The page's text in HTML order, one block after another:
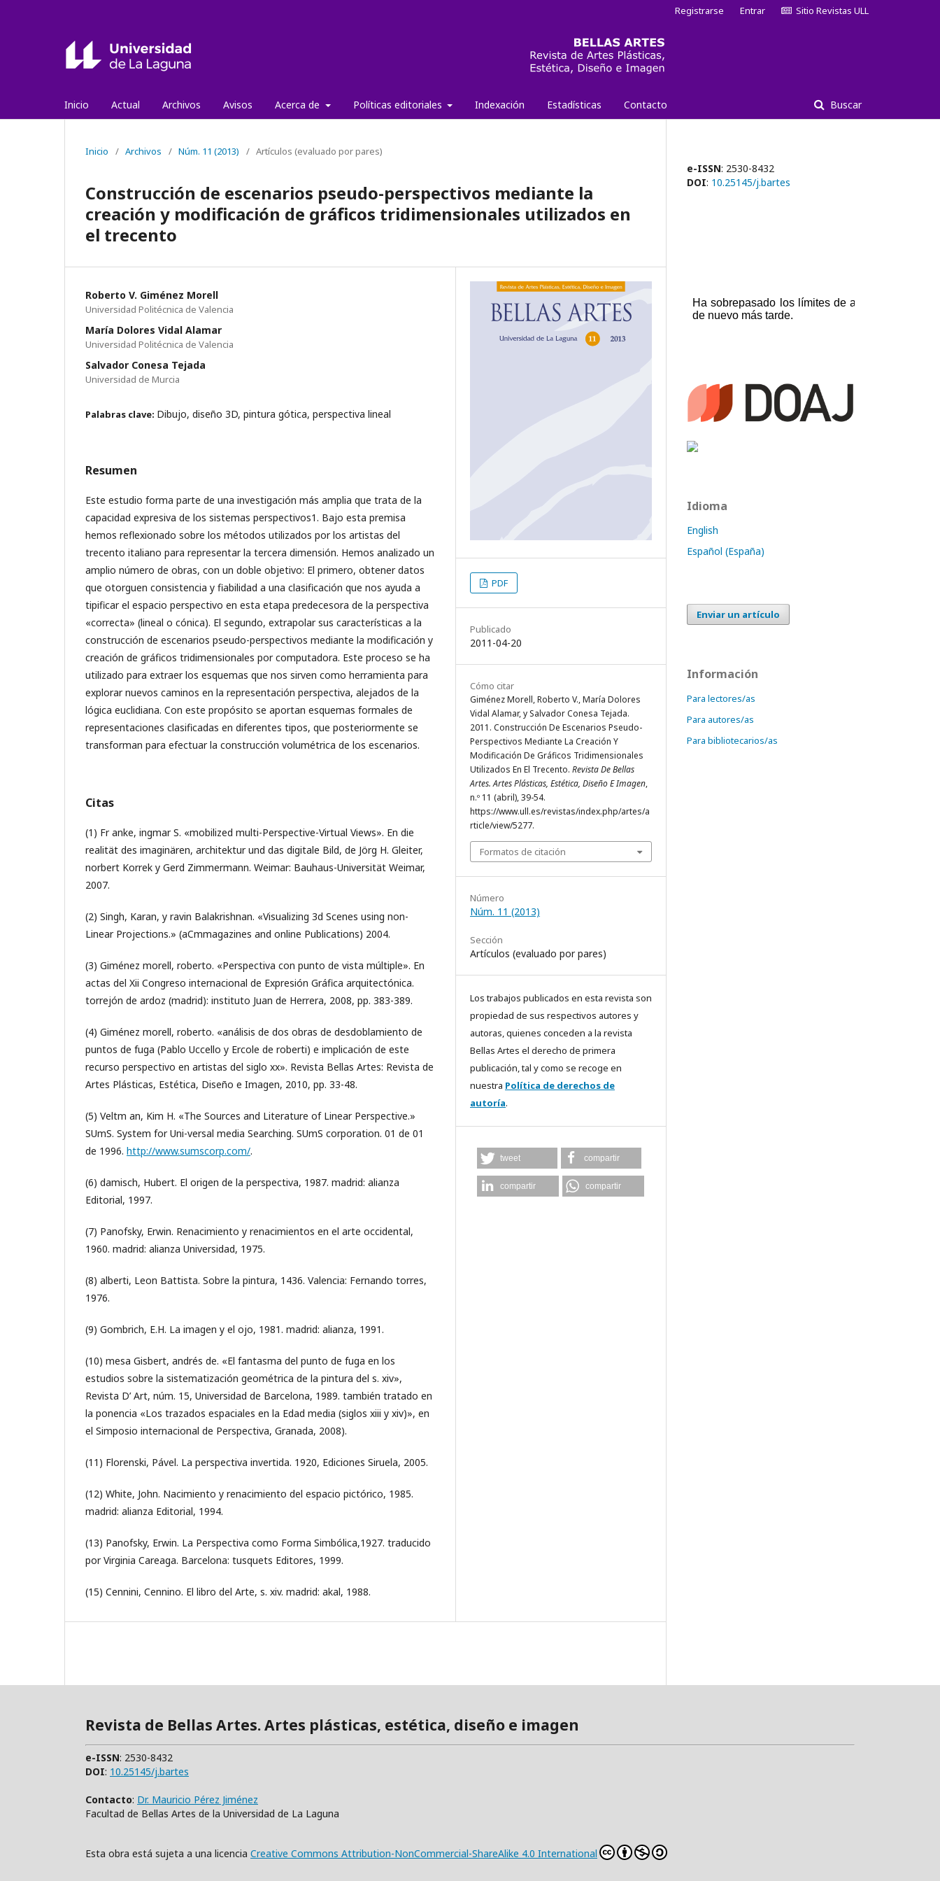
Inicio Actual Archivos Avisos Acerca de Políticas editoriales Indexación Estadísticas Contacto Buscar
Registrarse Entrar Sitio Revistas ULL
Inicio / Archivos / Núm. 11 (2013) / Artículos (evaluado por pares)
Construcción de escenarios pseudo-perspectivos mediante la
creación y modificación de gráficos tridimensionales utilizados en
el trecento
Roberto V. Giménez Morell
Universidad Politécnica de Valencia
María Dolores Vidal Alamar
Universidad Politécnica de Valencia
Salvador Conesa Tejada
Universidad de Murcia
Palabras clave: Dibujo, diseño 3D, pintura gótica, perspectiva lineal
Resumen
Este estudio forma parte de una investigación más amplia que trata de la
capacidad expresiva de los sistemas perspectivos1. Bajo esta premisa
hemos reflexionado sobre los métodos utilizados por los artistas del
trecento italiano para representar la tercera dimensión. Hemos analizado un
amplio número de obras, con un doble objetivo: El primero, obtener datos
que otorguen consistencia y fiabilidad a una clasificación que nos ayuda a
tipificar el espacio perspectivo en esta etapa predecesora de la perspectiva
«correcta» (lineal o cónica). El segundo, extrapolar sus características a la
construcción de escenarios pseudo-perspectivos mediante la modificación y
creación de gráficos tridimensionales por computadora. Este proceso se ha
utilizado para extraer los esquemas que nos sirven como herramienta para
explorar nuevos caminos en la representación perspectiva, alejados de la
lógica euclidiana. Con este propósito se aportan esquemas formales de
representaciones clasificadas en diferentes tipos, que posteriormente se
transforman para efectuar la construcción volumétrica de los escenarios.
Citas
(1) Fr anke, ingmar S. «mobilized multi-Perspective-Virtual Views». En die
realität des imaginären, architektur und das digitale Bild, de Jörg H. Gleiter,
norbert Korrek y Gerd Zimmermann. Weimar: Bauhaus-Universität Weimar,
2007.
(2) Singh, Karan, y ravin Balakrishnan. «Visualizing 3d Scenes using non-
Linear Projections.» (aCmmagazines and online Publications) 2004.
(3) Giménez morell, roberto. «Perspectiva con punto de vista múltiple». En
actas del Xii Congreso internacional de Expresión Gráfica arquitectónica.
torrejón de ardoz (madrid): instituto Juan de Herrera, 2008, pp. 383-389.
(4) Giménez morell, roberto. «análisis de dos obras de desdoblamiento de
puntos de fuga (Pablo Uccello y Ercole de roberti) e implicación de este
recurso perspectivo en artistas del siglo xx». Revista Bellas Artes: Revista de
Artes Plásticas, Estética, Diseño e Imagen, 2010, pp. 33-48.
(5) Veltm an, Kim H. «The Sources and Literature of Linear Perspective.»
SUmS. System for Uni-versal media Searching. SUmS corporation. 01 de 01
de 1996. http://www.sumscorp.com/.
(6) damisch, Hubert. El origen de la perspectiva, 1987. madrid: alianza
Editorial, 1997.
(7) Panofsky, Erwin. Renacimiento y renacimientos en el arte occidental,
1960. madrid: alianza Universidad, 1975.
(8) alberti, Leon Battista. Sobre la pintura, 1436. Valencia: Fernando torres,
1976.
(9) Gombrich, E.H. La imagen y el ojo, 1981. madrid: alianza, 1991.
(10) mesa Gisbert, andrés de. «El fantasma del punto de fuga en los
estudios sobre la sistematización geométrica de la pintura del s. xiv»,
Revista D’ Art, núm. 15, Universidad de Barcelona, 1989. también tratado en
la ponencia «Los trazados espaciales en la Edad media (siglos xiii y xiv)», en
el Simposio internacional de Perspectiva, Granada, 2008).
(11) Florenski, Pável. La perspectiva invertida. 1920, Ediciones Siruela, 2005.
(12) White, John. Nacimiento y renacimiento del espacio pictórico, 1985.
madrid: alianza Editorial, 1994.
(13) Panofsky, Erwin. La Perspectiva como Forma Simbólica,1927. traducido
por Virginia Careaga. Barcelona: tusquets Editores, 1999.
(15) Cennini, Cennino. El libro del Arte, s. xiv. madrid: akal, 1988.
PDF
Publicado
2011-04-20
Cómo citar
Giménez Morell, Roberto V., María Dolores
Vidal Alamar, y Salvador Conesa Tejada.
2011. Construcción De Escenarios Pseudo-
Perspectivos Mediante La Creación Y
Modificación De Gráficos Tridimensionales
Utilizados En El Trecento. Revista De Bellas
Artes. Artes Plásticas, Estética, Diseño E Imagen,
n.º 11 (abril), 39-54.
https://www.ull.es/revistas/index.php/artes/a
rticle/view/5277.
Formatos de citación
Número
Núm. 11 (2013)
Sección
Artículos (evaluado por pares)
Los trabajos publicados en esta revista son
propiedad de sus respectivos autores y
autoras, quienes conceden a la revista
Bellas Artes el derecho de primera
publicación, tal y como se recoge en
nuestra Política de derechos de
autoría.
tweet compartir
compartir compartir
e-ISSN: 2530-8432
DOI: 10.25145/j.bartes
Idioma
English
Español (España)
Enviar un artículo
Información
Para lectores/as
Para autores/as
Para bibliotecarios/as
Revista de Bellas Artes. Artes plásticas, estética, diseño e imagen
e-ISSN: 2530-8432
DOI: 10.25145/j.bartes
Contacto: Dr. Mauricio Pérez Jiménez
Facultad de Bellas Artes de la Universidad de La Laguna
Esta obra está sujeta a una licencia Creative Commons Attribution-NonCommercial-ShareAlike 4.0 International